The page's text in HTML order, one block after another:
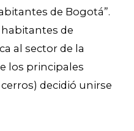
de Bogotá”.
de
al sector de la
los principales
decidió unirse